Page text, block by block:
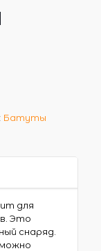
Батуты
для
Это
снаряд.